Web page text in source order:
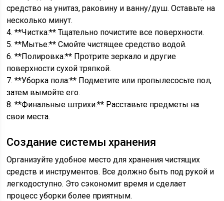
средство на унитаз, раковину и ванну/душ. Оставьте на
несколько минут.
4. **Чистка:** Тщательно почистите все поверхности.
5. **Мытье:** Смойте чистящее средство водой.
6. **Полировка:** Протрите зеркало и другие
поверхности сухой тряпкой.
7. **Уборка пола:** Подметите или пропылесосьте пол,
затем вымойте его.
8. **Финальные штрихи:** Расставьте предметы на
свои места.
Создание системы хранения
Организуйте удобное место для хранения чистящих
средств и инструментов. Все должно быть под рукой и
легкодоступно. Это сэкономит время и сделает
процесс уборки более приятным.